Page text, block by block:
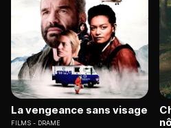
La vengeance sans visage
FILMS DRAME